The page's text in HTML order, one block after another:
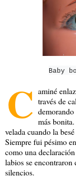
Baby
C aminé
través de
más
velada cuando la
Siempre fui pésimo
como una
labios se encontraron
silencios.